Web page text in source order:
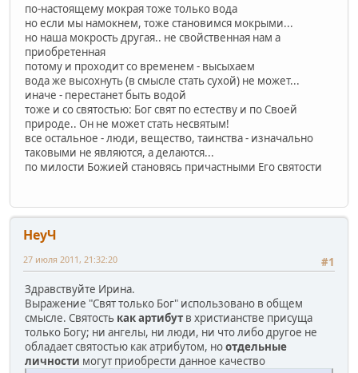
по-настоящему мокрая тоже только вода
но если мы намокнем, тоже становимся мокрыми...
но наша мокрость другая.. не свойственная нам а
приобретенная
потому и проходит со временем - высыхаем
вода же высохнуть (в смысле стать сухой) не может...
иначе - перестанет быть водой
тоже и со святостью: Бог свят по естеству и по Своей
природе.. Он не может стать несвятым!
все остальное - люди, вещество, таинства - изначально
таковыми не являются, а делаются...
по милости Божией становясь причастными Его святости
НеуЧ
#1
27 июля 2011, 21:32:20
Здравствуйте Ирина.
Выражение "Свят только Бог" использовано в общем
смысле. Святость как артибут в христианстве присуща
только Богу; ни ангелы, ни люди, ни что либо другое не
обладает святостью как атрибутом, ноотдельные
личности могут приобрести данное качество